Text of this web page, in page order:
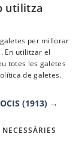
Actualitat
He
utilitza
per millorar
En utilitzar el
totes les galetes
de galetes.
(1913) →